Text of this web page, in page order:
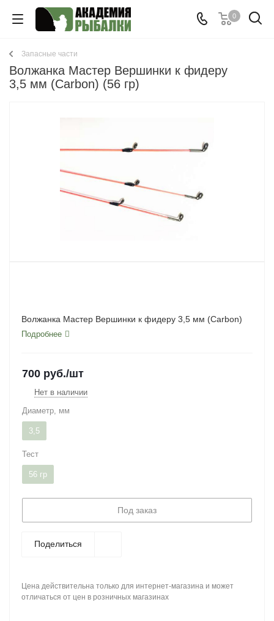
0
Запасные части
Волжанка Мастер Вершинки к фидеру
3,5 мм (Carbon) (56 гр)
Волжанка Мастер Вершинки к фидеру 3,5 мм (Carbon)
Подробнее
700 руб./шт
Нет в наличии
Диаметр, мм
3,5
Тест
56 гр
Под заказ
Поделиться
Цена действительна только для интернет-магазина и может
отличаться от цен в розничных магазинах